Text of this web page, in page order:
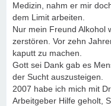
Medizin, nahm er mir
dem Limit arbeiten.
Nur mein Freund Alkohol
zerstören. Vor zehn
kaputt zu machen.
Gott sei Dank gab es
der Sucht auszusteigen.
2007 habe ich mich mit
Arbeitgeber Hilfe geholt,